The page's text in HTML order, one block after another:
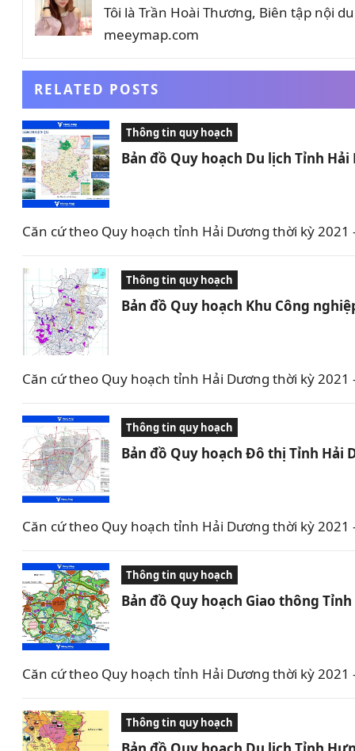
Tôi là Trần Hoài Thương, Biên tập nội
meeymap.com
RELATED POSTS
Thông tin quy hoạch
Bản đồ Quy hoạch Du lịch Tỉnh
Căn cứ theo Quy hoạch tỉnh Hải Dương thời kỳ
Thông tin quy hoạch
Bản đồ Quy hoạch Khu Công
Căn cứ theo Quy hoạch tỉnh Hải Dương thời kỳ
Thông tin quy hoạch
Bản đồ Quy hoạch Đô thị Tỉnh Hải
Căn cứ theo Quy hoạch tỉnh Hải Dương thời kỳ
Thông tin quy hoạch
Bản đồ Quy hoạch Giao thông
Căn cứ theo Quy hoạch tỉnh Hải Dương thời kỳ
Thông tin quy hoạch